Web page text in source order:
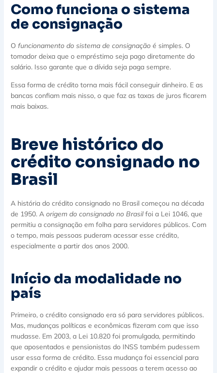
Como funciona o sistema
de consignação
O funcionamento do sistema de consignaçãoé simples. O
tomador deixa que o empréstimo seja pago diretamente do
salário. Isso garante que a dívida seja paga sempre.
Essa forma de crédito torna mais fácil conseguir dinheiro. E as
bancas confiam mais nisso, o que faz as taxas de juros ficarem
mais baixas.
Breve histórico do
crédito consignado no
Brasil
A história do crédito consignado no Brasil começou na década
de 1950. A origem do consignado no Brasilfoi a Lei 1046, que
permitiu a consignação em folha para servidores públicos. Com
o tempo, mais pessoas puderam acessar esse crédito,
especialmente a partir dos anos 2000.
Início da modalidade no
país
Primeiro, o crédito consignado era só para servidores públicos.
Mas, mudanças políticas e econômicas fizeram com que isso
mudasse. Em 2003, a Lei 10.820 foi promulgada, permitindo
que aposentados e pensionistas do INSS também pudessem
usar essa forma de crédito. Essa mudança foi essencial para
expandir o crédito e ajudar mais pessoas a terem acesso ao